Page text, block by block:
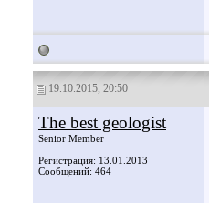
19.10.2015, 20:50
The best geologist
Senior Member
Регистрация: 13.01.2013
Сообщений: 464